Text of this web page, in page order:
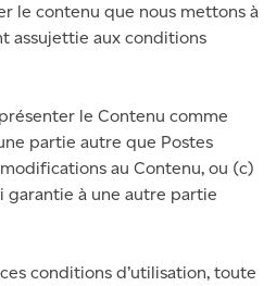
le contenu que nous mettons à
assujettie aux conditions
le Contenu comme
partie autre que Postes
au Contenu, ou (c)
à une autre partie
conditions d’utilisation, toute